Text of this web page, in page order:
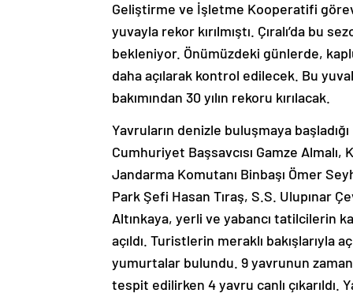
Geliştirme ve İşletme Kooperatifi
yuvayla rekor kırılmıştı. Çıralı’da bu
bekleniyor. Önümüzdeki günlerde,
daha açılarak kontrol edilecek. Bu
bakımından 30 yılın rekoru kırılacak.
Yavruların denizle buluşmaya
Cumhuriyet Başsavcısı Gamze
Jandarma Komutanı Binbaşı Ömer
Park Şefi Hasan Tıraş, S.S. Ulupınar
Altınkaya, yerli ve yabancı tatilcilerin
açıldı. Turistlerin meraklı bakışlarıyla
yumurtalar bulundu. 9 yavrunun
tespit edilirken 4 yavru canlı çıkarıldı.